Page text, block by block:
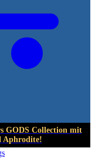
GODS Collection mit
Aphrodite!